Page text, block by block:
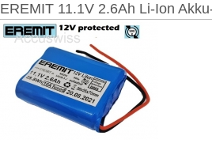
EREMIT 11.1V 2.6Ah Li-Ion